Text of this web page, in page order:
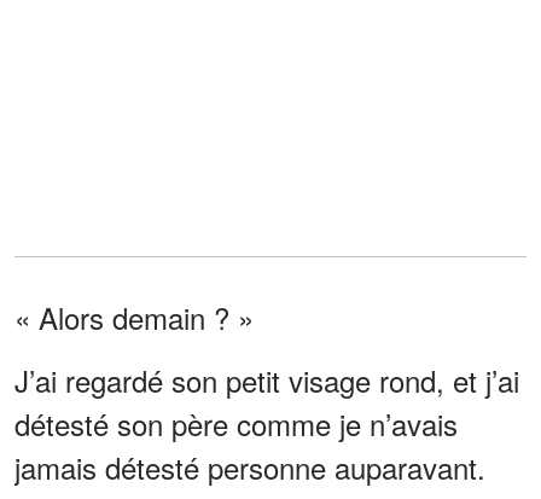
« Alors demain ? »
J’ai regardé son petit visage rond, et j’ai
détesté son père comme je n’avais
jamais détesté personne auparavant.